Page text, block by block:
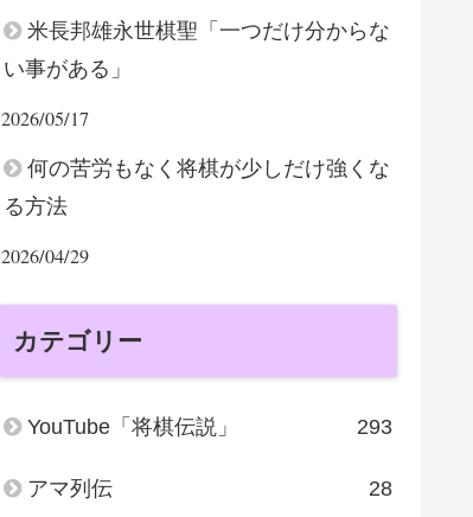
米長邦雄永世棋聖「一つだけ分からな
い事がある」
2026/05/17
何の苦労もなく将棋が少しだけ強くな
る方法
2026/04/29
カテゴリー
YouTube「将棋伝説」 293
アマ列伝 28